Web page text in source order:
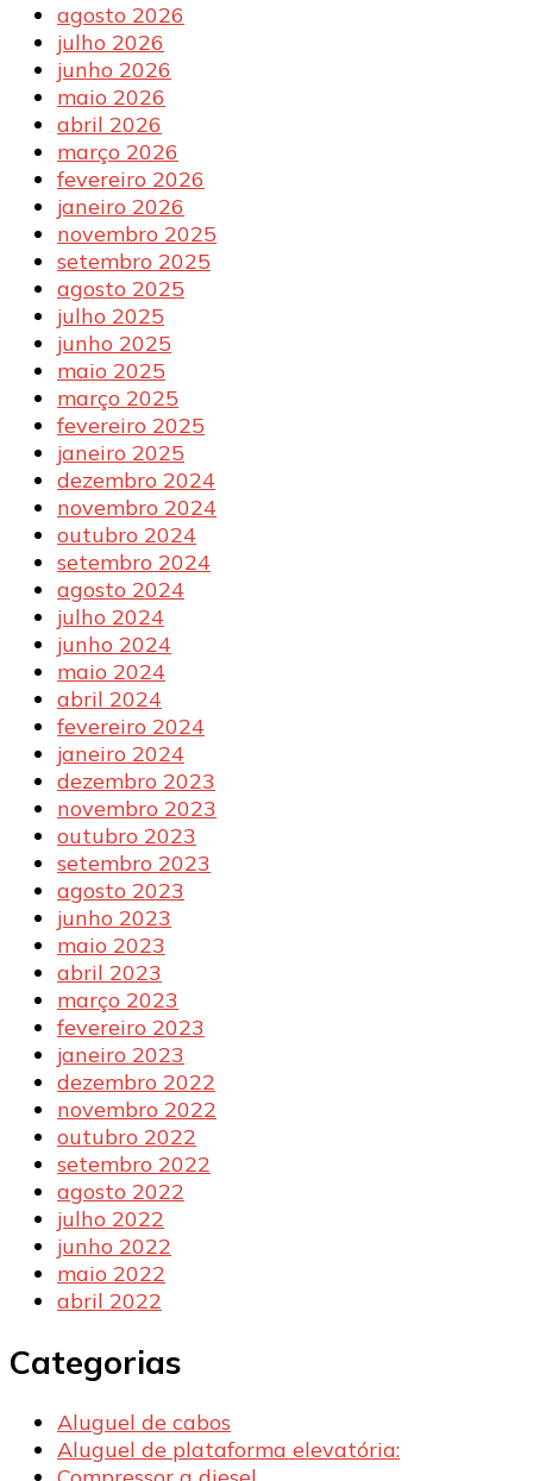
agosto 2026
julho 2026
junho 2026
maio 2026
abril 2026
março 2026
fevereiro 2026
janeiro 2026
novembro 2025
setembro 2025
agosto 2025
julho 2025
junho 2025
maio 2025
março 2025
fevereiro 2025
janeiro 2025
dezembro 2024
novembro 2024
outubro 2024
setembro 2024
agosto 2024
julho 2024
junho 2024
maio 2024
abril 2024
fevereiro 2024
janeiro 2024
dezembro 2023
novembro 2023
outubro 2023
setembro 2023
agosto 2023
junho 2023
maio 2023
abril 2023
março 2023
fevereiro 2023
janeiro 2023
dezembro 2022
novembro 2022
outubro 2022
setembro 2022
agosto 2022
julho 2022
junho 2022
maio 2022
abril 2022
Categorias
Aluguel de cabos
Aluguel de plataforma elevatória: